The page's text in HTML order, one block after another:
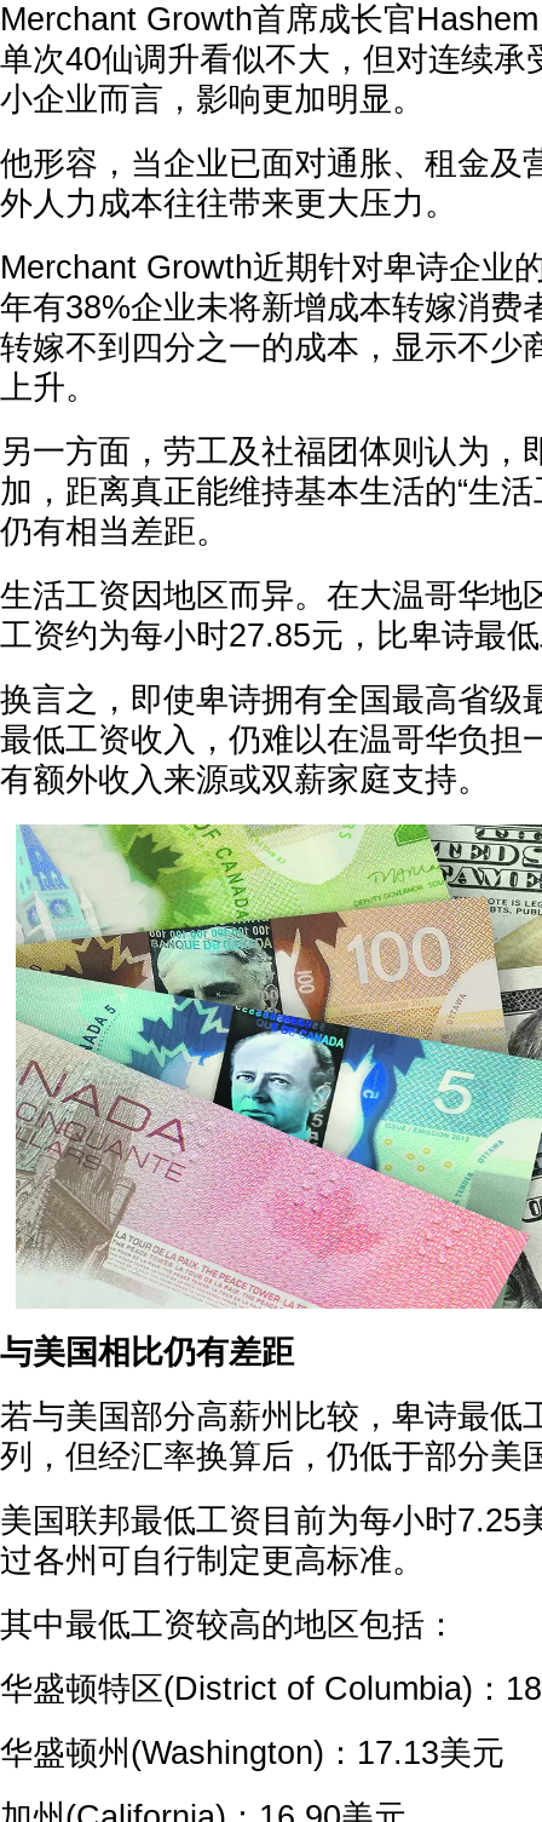
Merchant Growth首席成长官
单次40仙调升看似不大，但对连续承
小企业而言，影响更加明显。
他形容，当企业已面对通胀、租金及
外人力成本往往带来更大压力。
Merchant Growth近期针对卑诗企业
年有38%企业未将新增成本转嫁消费
转嫁不到四分之一的成本，显示不少
上升。
另一方面，劳工及社福团体则认为，
加，距离真正能维持基本生活的“生
仍有相当差距。
生活工资因地区而异。在大温哥华地
工资约为每小时27.85元，比卑诗最
换言之，即使卑诗拥有全国最高省级
最低工资收入，仍难以在温哥华负担
有额外收入来源或双薪家庭支持。
与美国相比仍有差距
若与美国部分高薪州比较，卑诗最低
列，但经汇率换算后，仍低于部分美
美国联邦最低工资目前为每小时7.25
过各州可自行制定更高标准。
其中最低工资较高的地区包括：
华盛顿特区(District of Columbia)：
华盛顿州(Washington)：17.13美元